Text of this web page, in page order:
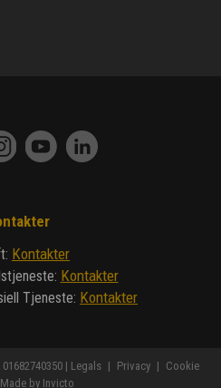
: Kontakter
: Kontakter
Tjeneste: Kontakter
| Legals | Privacy | Cookie
Made by Invicto